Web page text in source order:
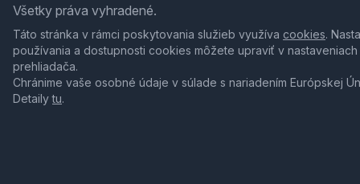
Všetky práva vyhradené.
Táto stránka v rámci poskytovania služieb využíva cookies.
používania a dostupnosti cookies môžete upraviť v nastaveniach
prehliadača.
Chránime vaše osobné údaje v súlade s nariadením Európskej
Detailytu.